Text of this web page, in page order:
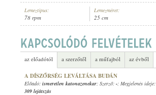
ELŐADÓ: ISMERETLEN KATONAZENEKAR
Lemeztípus:
78 rpm
Lemezméret:
25 cm
az előadótól a szerzőtől a műfajból az évből
A DÍSZŐRSÉG LEVÁLTÁSA BUDÁN
Előadó: ismeretlen katonazenekar; Szerző: -; Megjelenés ideje:
309 lejátszás